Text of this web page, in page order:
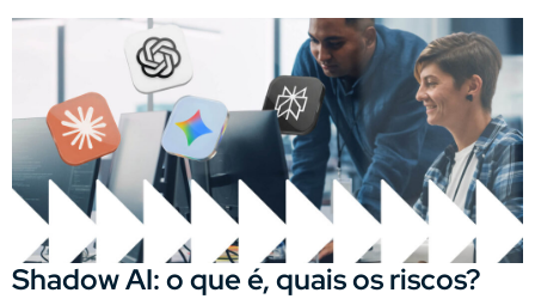
Shadow AI: o que é, quais os riscos?